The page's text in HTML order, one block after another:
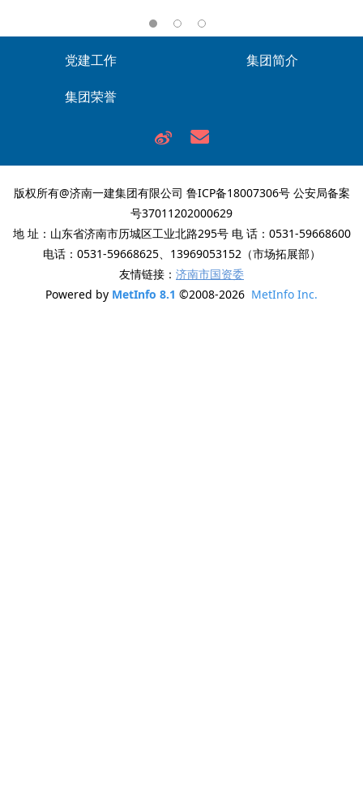
党建工作 集团简介
集团荣誉
版权所有@济南一建集团有限公司 鲁ICP备18007306号公安局备案
号37011202000629
地 址：山东省济南市历城区工业北路295号 电 话：0531-59668600
电话：0531-59668625、13969053152（市场拓展部）
友情链接： 济南市国资委
Powered by MetInfo 8.1 ©2008-2026 MetInfo Inc.